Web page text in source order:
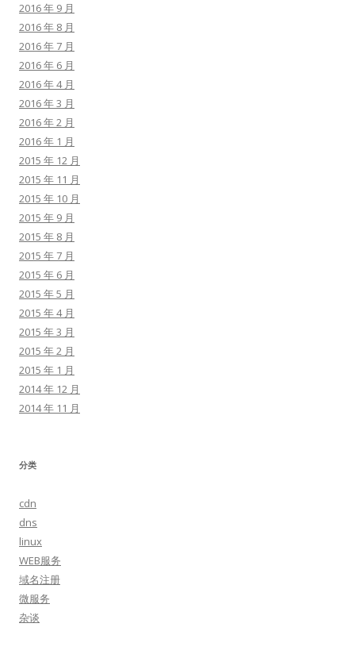
2016 年 9 月
2016 年 8 月
2016 年 7 月
2016 年 6 月
2016 年 4 月
2016 年 3 月
2016 年 2 月
2016 年 1 月
2015 年 12 月
2015 年 11 月
2015 年 10 月
2015 年 9 月
2015 年 8 月
2015 年 7 月
2015 年 6 月
2015 年 5 月
2015 年 4 月
2015 年 3 月
2015 年 2 月
2015 年 1 月
2014 年 12 月
2014 年 11 月
分类
cdn
dns
linux
WEB服务
域名注册
微服务
杂谈